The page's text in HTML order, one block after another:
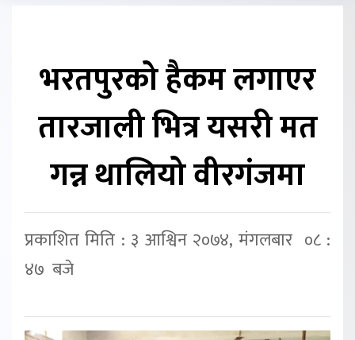
भरतपुरको हैकम लगाएर
तारजाली भित्र यसरी मत
गन्न थालियो वीरगंजमा
प्रकाशित मिति : ३ आश्विन २०७४, मंगलबार ०८ :
४७ बजे